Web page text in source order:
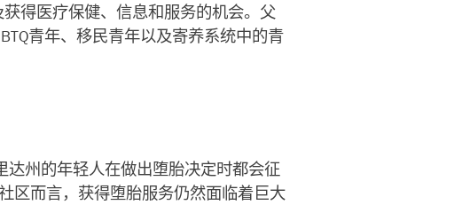
得医疗保健、信息和服务的机会。父
青年、移民青年以及寄养系统中的青
州的年轻人在做出堕胎决定时都会征
区而言，获得堕胎服务仍然面临着巨大